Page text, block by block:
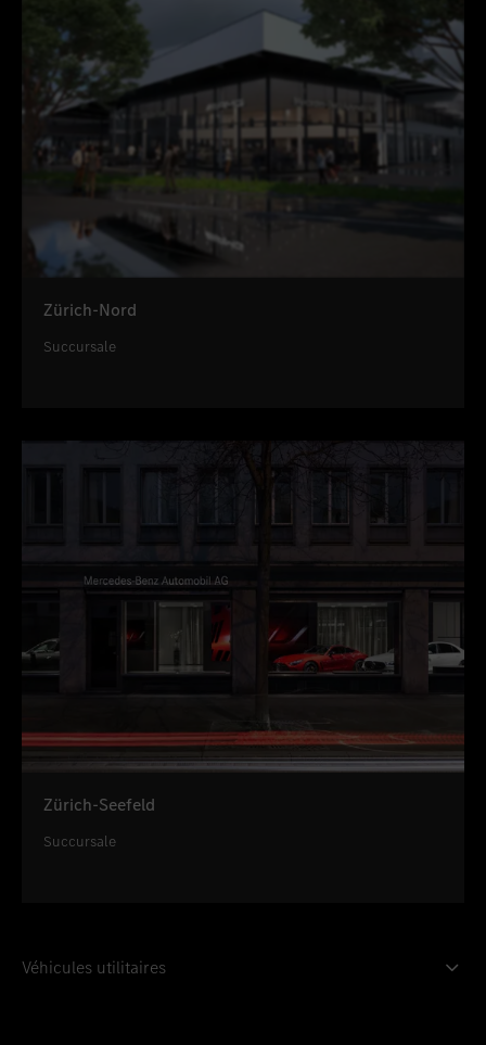
Zürich-Nord
Succursale
Zürich-Seefeld
Succursale
Véhicules utilitaires